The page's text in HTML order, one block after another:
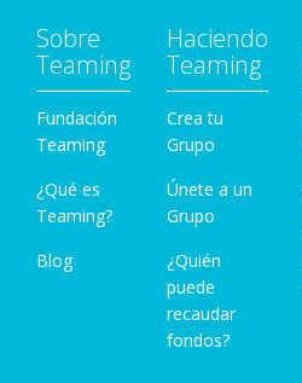
Sobre
Teaming
Fundación
Teaming
¿Qué es
Teaming?
Blog
Haciendo
Teaming
Crea tu
Grupo
Únete a un
Grupo
¿Quién
puede
recaudar
fondos?